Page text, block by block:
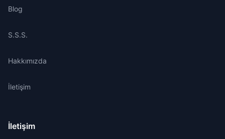
Blog
S.S.S.
Hakkımızda
İletişim
İletişim